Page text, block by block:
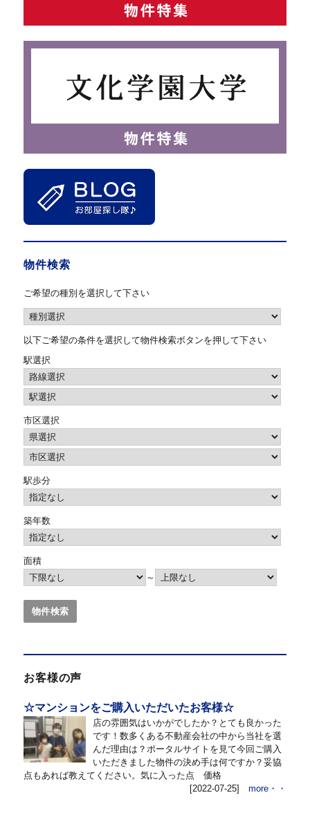
物件検索
ご希望の種別を選択して下さい
以下ご希望の条件を選択して物件検索ボタンを押して下さい
駅選択
市区選択
駅歩分
築年数
面積
～
お客様の声
☆マンションをご購入いただいたお客様☆
店の雰囲気はいかがでしたか？とても良かった
です！数多くある不動産会社の中から当社を選
んだ理由は？ポータルサイトを見て今回ご購入
いただきました物件の決め手は何ですか？妥協
点もあれば教えてください。気に入った点 価格
[2022-07-25] more・・